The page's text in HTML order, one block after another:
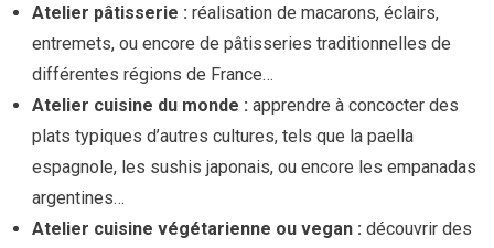
Atelier pâtisserie : réalisation de macarons, éclairs,
entremets, ou encore de pâtisseries traditionnelles de
différentes régions de France…
Atelier cuisine du monde : apprendre à concocter des
plats typiques d’autres cultures, tels que la paella
espagnole, les sushis japonais, ou encore les empanadas
argentines…
Atelier cuisine végétarienne ou vegan : découvrir des